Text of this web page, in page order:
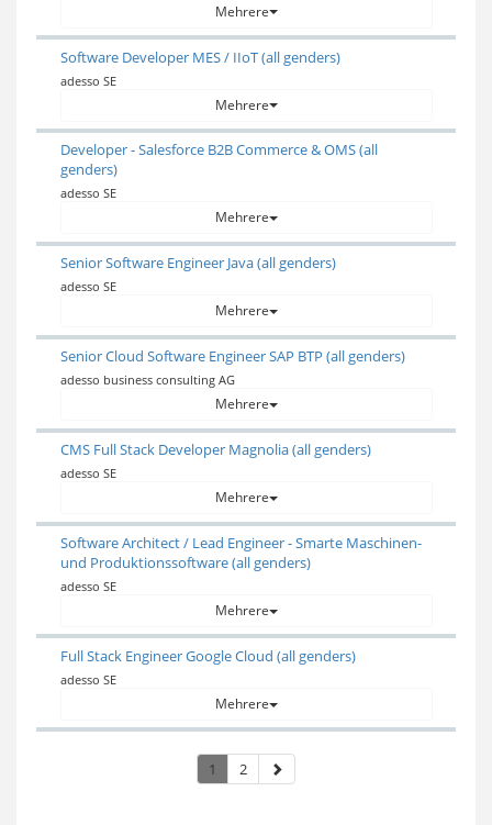
Mehrere
Software Developer MES / IIoT (all genders)
adesso SE
Mehrere
Developer - Salesforce B2B Commerce & OMS (all
genders)
adesso SE
Mehrere
Senior Software Engineer Java (all genders)
adesso SE
Mehrere
Senior Cloud Software Engineer SAP BTP (all genders)
adesso business consulting AG
Mehrere
CMS Full Stack Developer Magnolia (all genders)
adesso SE
Mehrere
Software Architect / Lead Engineer - Smarte Maschinen-
und Produktionssoftware (all genders)
adesso SE
Mehrere
Full Stack Engineer Google Cloud (all genders)
adesso SE
Mehrere
1 2